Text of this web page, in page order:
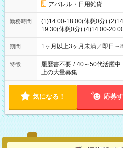
アパレル・日用雑貨
勤務時間
(1)14:00-18:00(休憩0分)
19:30(休憩0分) (4)14:00-
ます
期間 1ヶ月以上3ヶ月未満／即日～
特徴 履歴書不要 / 40～50代活躍中
上の大量募集
気になる！ 応募